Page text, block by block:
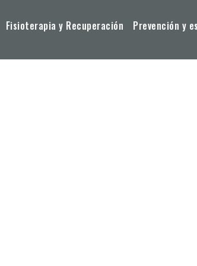
Fisioterapia y Recuperación Prevención y